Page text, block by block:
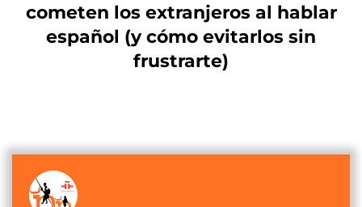
cometen los extranjeros al hablar
español (y cómo evitarlos sin
frustrarte)